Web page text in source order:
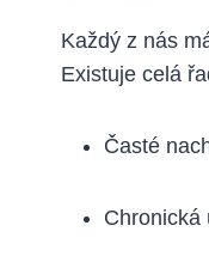
Každý z nás
Existuje celá
Časté
Chronická